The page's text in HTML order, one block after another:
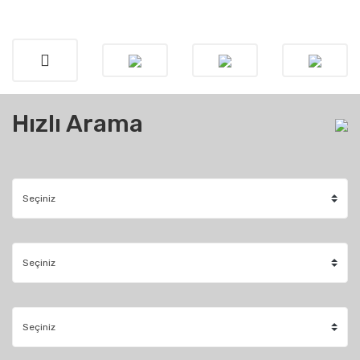
Hızlı Arama